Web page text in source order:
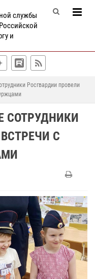
службы
и
Росгвардии провели
СОТРУДНИКИ
С